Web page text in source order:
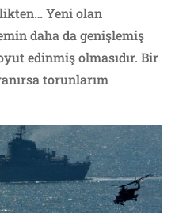
Yeni olan
daha da genişlemiş
edinmiş olmasıdır. Bir
torunlarım